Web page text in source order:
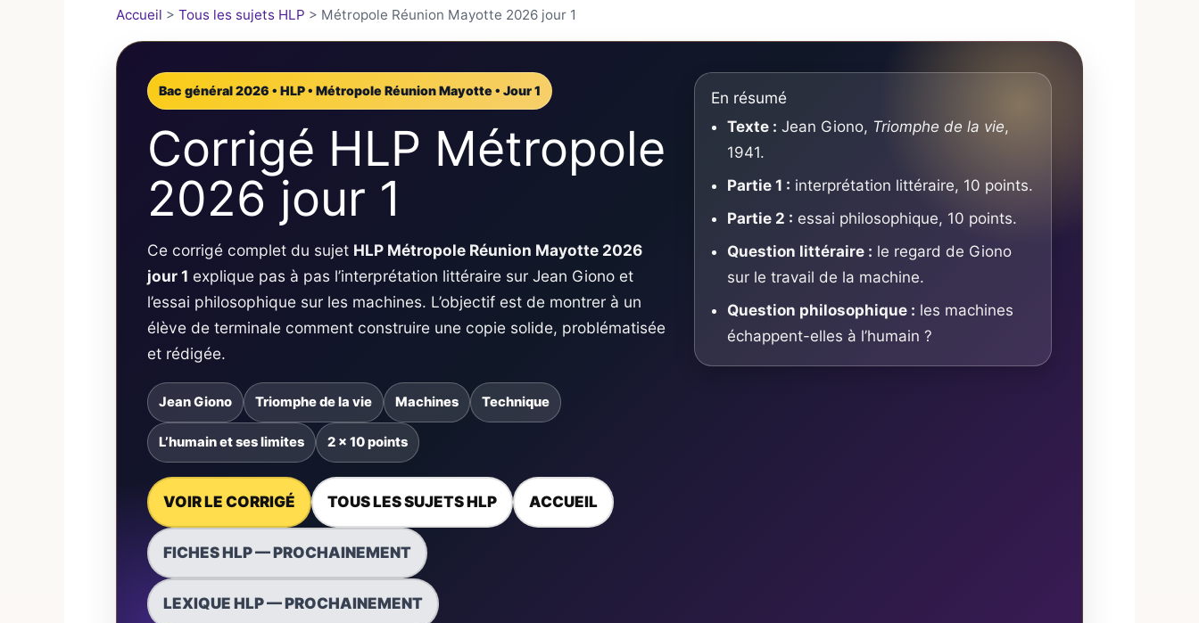
Accueil > Tous les sujets HLP > Métropole Réunion Mayotte 2026 jour 1
Bac général 2026 • HLP • Métropole Réunion Mayotte • Jour 1
Corrigé HLP Métropole
2026 jour 1
Ce corrigé complet du sujet HLP Métropole Réunion Mayotte 2026
jour 1 explique pas à pas l’interprétation littéraire sur Jean Giono et
l’essai philosophique sur les machines. L’objectif est de montrer à un
élève de terminale comment construire une copie solide, problématisée
et rédigée.
Jean Giono Triomphe de la vie Machines Technique
L’humain et ses limites 2 × 10 points
VOIR LE CORRIGÉ TOUS LES SUJETS HLP ACCUEIL
FICHES HLP — PROCHAINEMENT
LEXIQUE HLP — PROCHAINEMENT
En résumé
Texte : Jean Giono, Triomphe de la vie,
1941.
Partie 1 : interprétation littéraire, 10 points.
Partie 2 : essai philosophique, 10 points.
Question littéraire : le regard de Giono
sur le travail de la machine.
Question philosophique : les machines
échappent-elles à l’humain ?